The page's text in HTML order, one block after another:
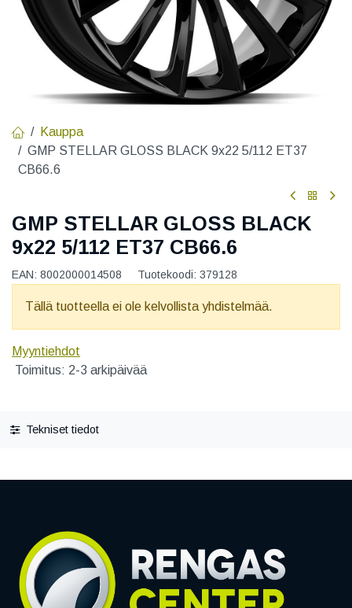
Kauppa
GMP STELLAR GLOSS BLACK 9x22 5/112 ET37
CB66.6
GMP STELLAR GLOSS BLACK
9x22 5/112 ET37 CB66.6
EAN: 8002000014508 Tuotekoodi: 379128
Tällä tuotteella ei ole kelvollista yhdistelmää.
Myyntiehdot
Toimitus: 2-3 arkipäivää
Tekniset tiedot